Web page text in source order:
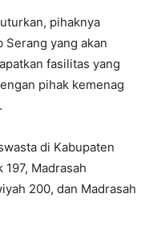
pihaknya
Serang yang akan
fasilitas yang
pihak kemenag
di Kabupaten
Madrasah
200, dan Madrasah